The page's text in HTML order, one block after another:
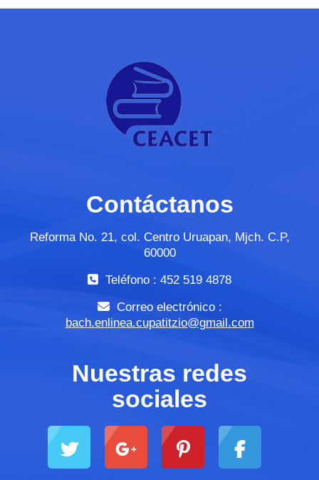
Contáctanos
Reforma No. 21, col. Centro Uruapan, Mjch. C.P,
60000
Teléfono : 452 519 4878
Correo electrónico :
bach.enlinea.cupatitzio@gmail.com
Nuestras redes
sociales